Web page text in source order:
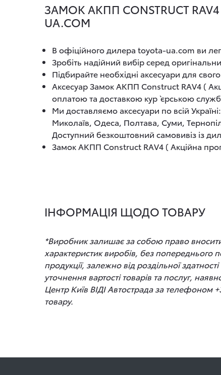
ЗАМОК АКПП CONSTRUCT
UA.COM
В офіційного дилера toyota-ua.com ви
Зробіть надійний вибір серед
Підбирайте необхідні аксесуари для
Аксесуар Замок АКПП Construct RAV4 (
оплатою та доставкою кур`єрською
Ми доставляємо аксесуари по всій
Миколаїв, Одеса, Полтава, Суми,
Доступний безкоштовний самовивіз із
Замок АКПП Construct RAV4 ( Акційна
ІНФОРМАЦІЯ ЩОДО ТОВАРУ
*Виробник залишає за собою право вносити
характеристик виробів, без попереднього
продукції, залежно від роздільної
уточнення вартості товарів та послуг,
Центр Київ ВІДІ Автострада за телефоном
товару.